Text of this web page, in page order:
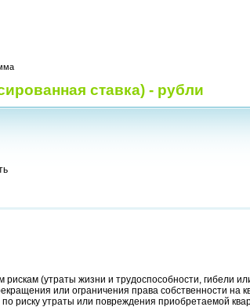
ставка) - рубли
рискам (утраты жизни и трудоспособности, гибели
или ограничения права собственности на
по риску утраты или повреждения приобретаемой